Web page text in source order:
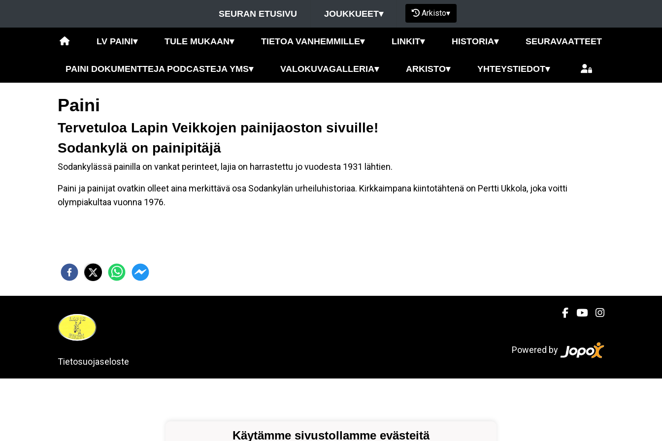
SEURAN ETUSIVU JOUKKUEET▾ Arkisto▾
LV PAINI▾ TULE MUKAAN▾ TIETOA VANHEMMILLE▾ LINKIT▾ HISTORIA▾ SEURAVAATTEET
PAINI DOKUMENTTEJA PODCASTEJA YMS▾ VALOKUVAGALLERIA▾ ARKISTO▾ YHTEYSTIEDOT▾
Paini
Tervetuloa Lapin Veikkojen painijaoston sivuille!
Sodankylä on painipitäjä
Sodankylässä painilla on vankat perinteet, lajia on harrastettu jo vuodesta 1931 lähtien.
Paini ja painijat ovatkin olleet aina merkittävä osa Sodankylän urheiluhistoriaa. Kirkkaimpana kiintotähtenä on Pertti Ukkola, joka voitti
olympiakultaa vuonna 1976.
Tietosuojaseloste
Powered by
Käytämme sivustollamme evästeitä